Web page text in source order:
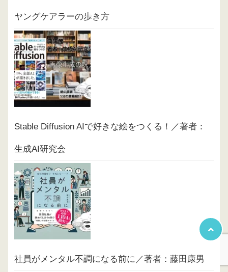
ヤングケアラーの歩き方
Stable Diffusion AIで好きな絵をつくる！／著者：
生成AI研究会
社員がメンタル不調になる前に／著者：藤田康男